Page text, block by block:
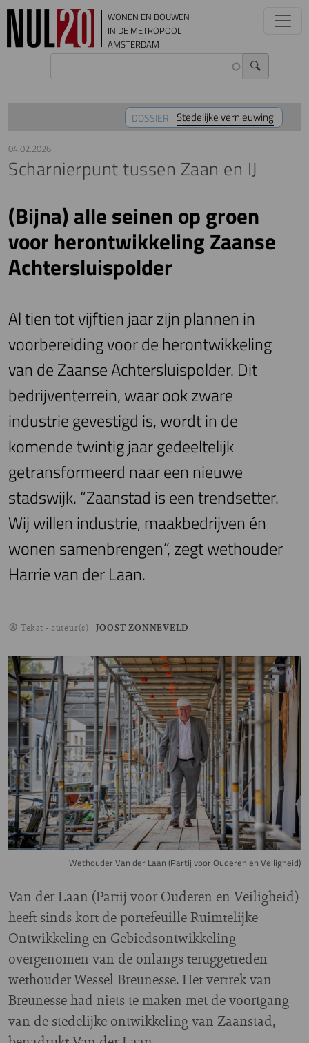
Overslaan en naar de inhoud gaan
WONEN EN BOUWEN
IN DE METROPOOL
AMSTERDAM
DOSSIER Stedelijke vernieuwing
04.02.2026
Scharnierpunt tussen Zaan en IJ
(Bijna) alle seinen op groen
voor herontwikkeling Zaanse
Achtersluispolder
Al tien tot vijftien jaar zijn plannen in
voorbereiding voor de herontwikkeling
van de Zaanse Achtersluispolder. Dit
bedrijventerrein, waar ook zware
industrie gevestigd is, wordt in de
komende twintig jaar gedeeltelijk
getransformeerd naar een nieuwe
stadswijk. “Zaanstad is een trendsetter.
Wij willen industrie, maakbedrijven én
wonen samenbrengen”, zegt wethouder
Harrie van der Laan.
Tekst - auteur(s) JOOST ZONNEVELD
Image
Wethouder Van der Laan (Partij voor Ouderen en Veiligheid)
Van der Laan (Partij voor Ouderen en Veiligheid)
heeft sinds kort de portefeuille Ruimtelijke
Ontwikkeling en Gebiedsontwikkeling
overgenomen van de onlangs teruggetreden
wethouder Wessel Breunesse. Het vertrek van
Breunesse had niets te maken met de voortgang
van de stedelijke ontwikkeling van Zaanstad,